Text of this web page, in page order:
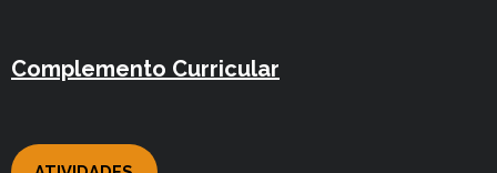
Complemento Curricular